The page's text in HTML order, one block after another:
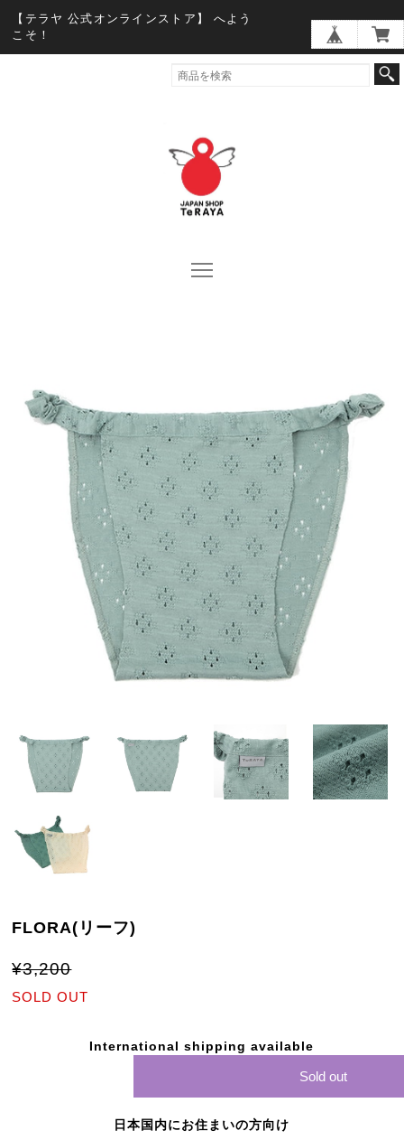
【テラヤ 公式オンラインストア】 へよう
こそ！
FLORA(リーフ)
¥3,200
SOLD OUT
International shipping available
Sold out
日本国内にお住まいの方向け